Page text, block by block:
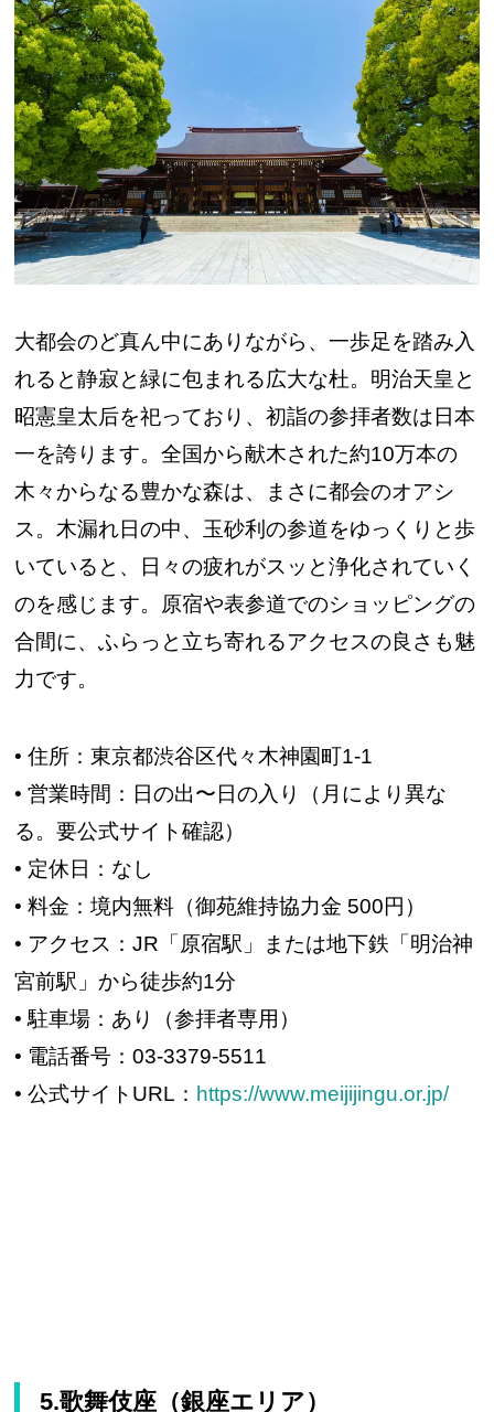
大都会のど真ん中にありながら、一歩足を踏み入
れると静寂と緑に包まれる広大な杜。明治天皇と
昭憲皇太后を祀っており、初詣の参拝者数は日本
一を誇ります。全国から献木された約10万本の
木々からなる豊かな森は、まさに都会のオアシ
ス。木漏れ日の中、玉砂利の参道をゆっくりと歩
いていると、日々の疲れがスッと浄化されていく
のを感じます。原宿や表参道でのショッピングの
合間に、ふらっと立ち寄れるアクセスの良さも魅
力です。
• 住所：東京都渋谷区代々木神園町1-1
• 営業時間：日の出〜日の入り（月により異な
る。要公式サイト確認）
• 定休日：なし
• 料金：境内無料（御苑維持協力金 500円）
• アクセス：JR「原宿駅」または地下鉄「明治神
宮前駅」から徒歩約1分
• 駐車場：あり（参拝者専用）
• 電話番号：03-3379-5511
• 公式サイトURL： https://www.meijijingu.or.jp/
5.歌舞伎座（銀座エリア）